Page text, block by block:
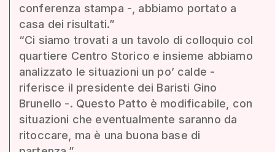
conferenza stampa -, abbiamo portato a
casa dei risultati.”
“Ci siamo trovati a un tavolo di colloquio col
quartiere Centro Storico e insieme abbiamo
analizzato le situazioni un po’ calde -
riferisce il presidente dei Baristi Gino
Brunello -. Questo Patto è modificabile, con
situazioni che eventualmente saranno da
ritoccare, ma è una buona base di